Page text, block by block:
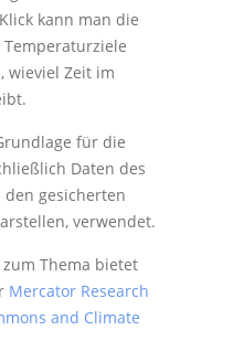
kann man die
wieviel Zeit im
für die
Daten des
den gesicherten
verwendet.
Thema bietet
Mercator Research
and Climate